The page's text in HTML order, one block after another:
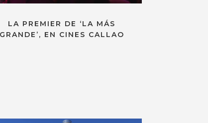
LA PREMIER DE ‘LA MÁS
GRANDE’, EN CINES CALLAO